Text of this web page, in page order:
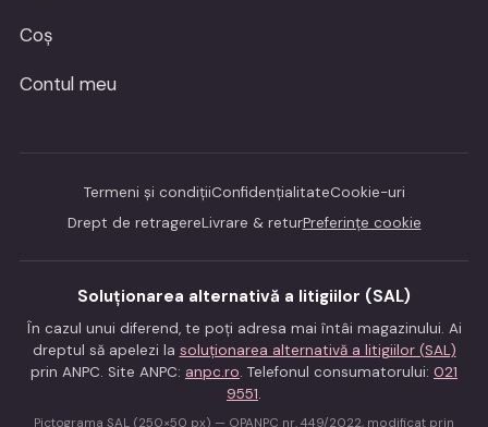
Coș
Contul meu
Termeni și condițiiConfidențialitateCookie-uri
Drept de retragereLivrare & returPreferințe cookie
Soluționarea alternativă a litigiilor (SAL)
În cazul unui diferend, te poți adresa mai întâi magazinului. Ai
dreptul să apelezi la soluționarea alternativă a litigiilor (SAL)
prin ANPC. Site ANPC: anpc.ro. Telefonul consumatorului: 021
9551.
Pictograma SAL (250×50 px) — OPANPC nr. 449/2022, modificat prin